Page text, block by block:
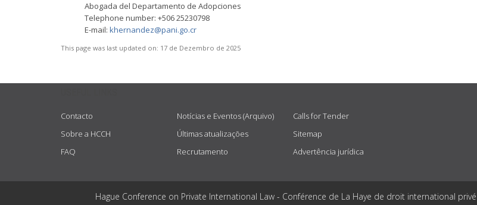
Abogada del Departamento de Adopciones
Telephone number: +506 25230798
E-mail: khernandez@pani.go.cr
This page was last updated on: 17 de Dezembro de 2025
Contacto
Sobre a HCCH
FAQ
Notícias e Eventos (Arquivo)
Últimas atualizações
Recrutamento
Calls for Tender
Sitemap
Advertência jurídica
Hague Conference on Private International Law - Conférence de La Haye de droit international